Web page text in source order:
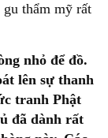
thẩm mỹ rất
nhỏ để đồ.
lên sự thanh
tranh Phật
đã dành rất